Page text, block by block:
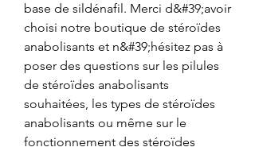
base de sildénafil. Merci d&#39;avoir
choisi notre boutique de stéroïdes
anabolisants et n&#39;hésitez pas à
poser des questions sur les pilules
de stéroïdes anabolisants
souhaitées, les types de stéroïdes
anabolisants ou même sur le
fonctionnement des stéroïdes